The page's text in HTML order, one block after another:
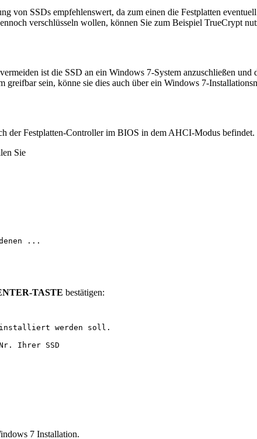
von SSDs empfehlenswert, da zum einen die Festplatten
verschlüsseln wollen, können Sie zum Beispiel TrueCrypt
ist die SSD an ein Windows 7-System anzuschließen
greifbar sein, könne sie dies auch über ein Windows 7-
der Festplatten-Controller im BIOS in dem AHCI-Modus befindet.
Sie
...
TASTE bestätigen:
installiert werden soll.
Ihrer SSD
7 Installation.